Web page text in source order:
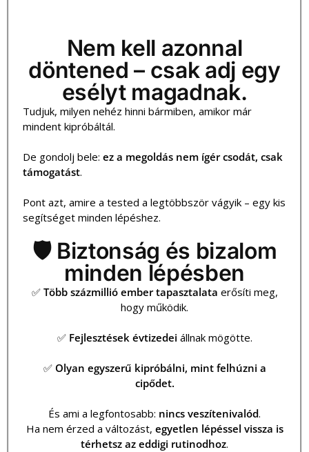
Nem kell azonnal
döntened – csak adj egy
esélyt magadnak.
Tudjuk, milyen nehéz hinni bármiben, amikor már
mindent kipróbáltál.
De gondolj bele: ez a megoldás nem ígér csodát, csak
támogatást.
Pont azt, amire a tested a legtöbbször vágyik – egy kis
segítséget minden lépéshez.
🛡️ Biztonság és bizalom
minden lépésben
✅ Több százmillió ember tapasztalata erősíti meg,
hogy működik.
✅ Fejlesztések évtizedei állnak mögötte.
✅ Olyan egyszerű kipróbálni, mint felhúzni a
cipődet.
És ami a legfontosabb: nincs veszítenivalód.
Ha nem érzed a változást, egyetlen lépéssel vissza is
térhetsz az eddigi rutinodhoz.